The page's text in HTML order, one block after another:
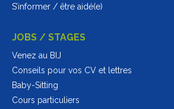
S’informer / être aidé(e)
JOBS / STAGES
Venez au BIJ
Conseils pour vos CV et lettres
Baby-Sitting
Cours particuliers